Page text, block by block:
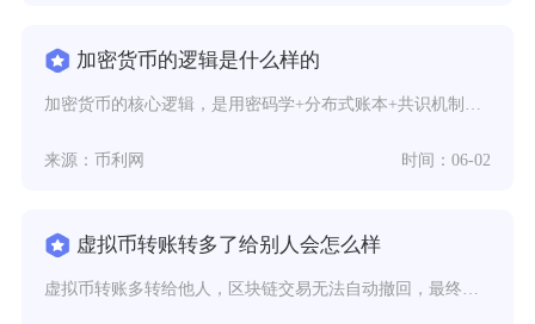
加密货币的逻辑是什么样的
来源：币利网 时间：06-02
虚拟币转账转多了给别人会怎么样